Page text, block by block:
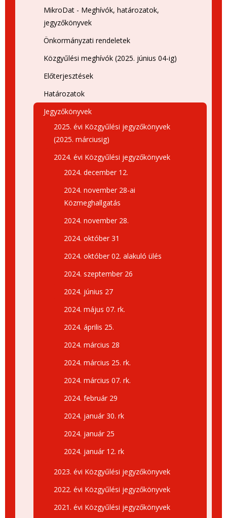
MikroDat - Meghívók, határozatok,
jegyzőkönyvek
Önkormányzati rendeletek
Közgyűlési meghívók (2025. június 04-ig)
Előterjesztések
Határozatok
Jegyzőkönyvek
2025. évi Közgyűlési jegyzőkönyvek
(2025. márciusig)
2024. évi Közgyűlési jegyzőkönyvek
2024. december 12.
2024. november 28-ai
Közmeghallgatás
2024. november 28.
2024. október 31
2024. október 02. alakuló ülés
2024. szeptember 26
2024. június 27
2024. május 07. rk.
2024. április 25.
2024. március 28
2024. március 25. rk.
2024. március 07. rk.
2024. február 29
2024. január 30. rk
2024. január 25
2024. január 12. rk
2023. évi Közgyűlési jegyzőkönyvek
2022. évi Közgyűlési jegyzőkönyvek
2021. évi Közgyűlési jegyzőkönyvek